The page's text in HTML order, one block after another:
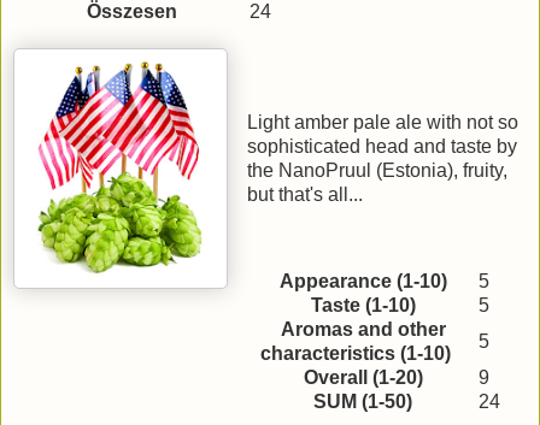
Összesen
24
Light amber pale ale with not so
sophisticated head and taste by
the NanoPruul (Estonia), fruity,
but that's all...
Appearance (1-10)
5
Taste (1-10)
5
Aromas and other
characteristics (1-10)
5
Overall (1-20)
9
SUM (1-50)
24